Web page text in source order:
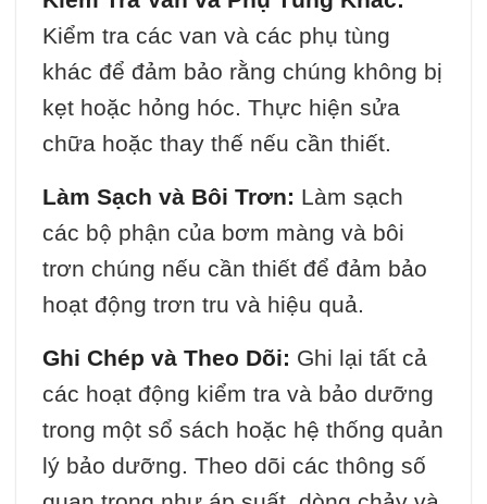
Kiểm tra các van và các phụ tùng
khác để đảm bảo rằng chúng không bị
kẹt hoặc hỏng hóc. Thực hiện sửa
chữa hoặc thay thế nếu cần thiết.
Làm Sạch và Bôi Trơn: Làm sạch
các bộ phận của bơm màng và bôi
trơn chúng nếu cần thiết để đảm bảo
hoạt động trơn tru và hiệu quả.
Ghi Chép và Theo Dõi: Ghi lại tất cả
các hoạt động kiểm tra và bảo dưỡng
trong một sổ sách hoặc hệ thống quản
lý bảo dưỡng. Theo dõi các thông số